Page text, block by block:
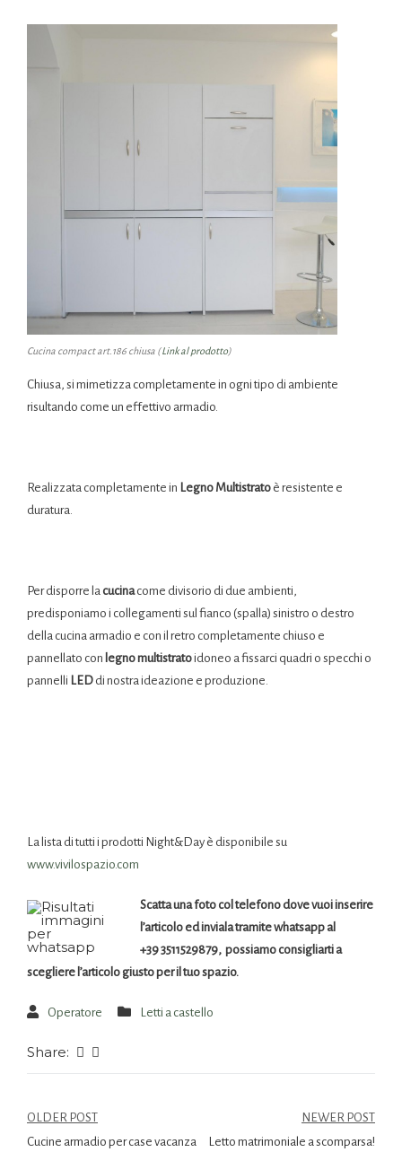
Cucina compact art.186 chiusa (Link al prodotto)
Chiusa, si mimetizza completamente in ogni tipo di ambiente
risultando come un effettivo armadio.
Realizzata completamente in Legno Multistrato è resistente e
duratura.
Per disporre la cucinacome divisorio di due ambienti,
predisponiamo i collegamenti sul fianco (spalla) sinistro o destro
della cucina armadio e con il retro completamente chiuso e
pannellato con legno multistratoidoneo a fissarci quadri o specchi o
pannelli LED di nostra ideazione e produzione.
La lista di tutti i prodotti Night&Day è disponibile su
www.vivilospazio.com
Scatta una foto col telefono dove vuoi inserire
l’articolo ed inviala tramite whatsapp al
+39 3511529879, possiamo consigliarti a
scegliere l’articolo giusto per il tuo spazio.
Operatore Letti a castello
Share:
OLDER POST
Cucine armadio per case vacanza
NEWER POST
Letto matrimoniale a scomparsa!